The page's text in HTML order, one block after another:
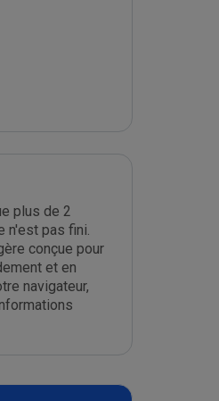
plus de 2
n'est pas fini.
conçue pour
et en
navigateur,